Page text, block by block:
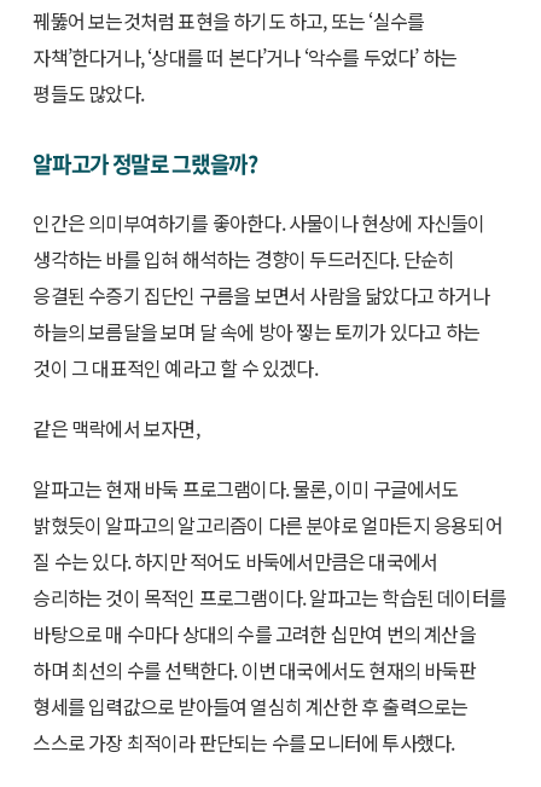
꿰뚫어 보는것처럼 표현을 하기도 하고, 또는 ‘실수를
자책’한다거나, ‘상대를 떠 본다’거나 ‘악수를 두었다’ 하는
평들도 많았다.
알파고가 정말로 그랬을까?
인간은 의미부여하기를 좋아한다. 사물이나 현상에 자신들이
생각하는 바를 입혀 해석하는 경향이 두드러진다. 단순히
응결된 수증기 집단인 구름을 보면서 사람을 닮았다고 하거나
하늘의 보름달을 보며 달 속에 방아 찧는 토끼가 있다고 하는
것이 그 대표적인 예라고 할 수 있겠다.
같은 맥락에서 보자면,
알파고는 현재 바둑 프로그램이다. 물론, 이미 구글에서도
밝혔듯이 알파고의 알고리즘이 다른 분야로 얼마든지 응용되어
질 수는 있다. 하지만 적어도 바둑에서만큼은 대국에서
승리하는 것이 목적인 프로그램이다. 알파고는 학습된 데이터를
바탕으로 매 수마다 상대의 수를 고려한 십만여 번의 계산을
하며 최선의 수를 선택한다. 이번 대국에서도 현재의 바둑판
형세를 입력값으로 받아들여 열심히 계산한 후 출력으로는
스스로 가장 최적이라 판단되는 수를 모니터에 투사했다.